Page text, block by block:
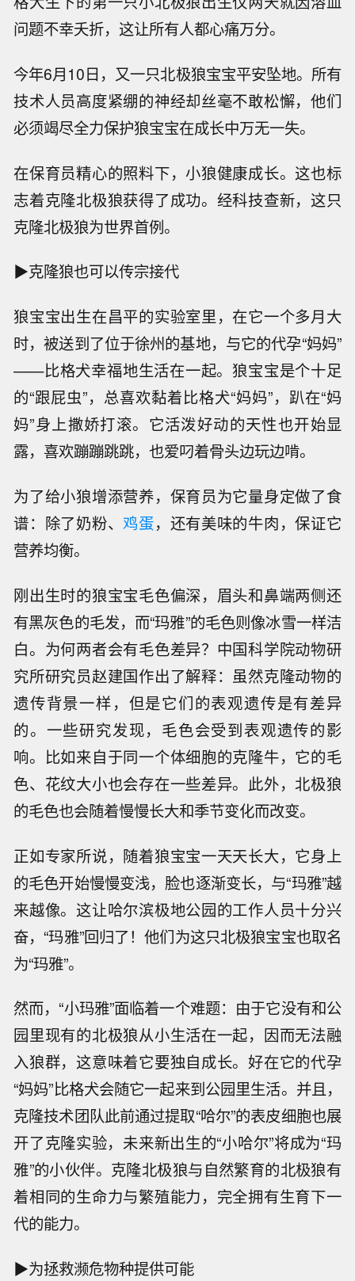
问题不幸夭折，这让所有人都心痛万分。
今年6月10日，又一只北极狼宝宝平安坠地。所有
技术人员高度紧绷的神经却丝毫不敢松懈，他们
必须竭尽全力保护狼宝宝在成长中万无一失。
在保育员精心的照料下，小狼健康成长。这也标
志着克隆北极狼获得了成功。经科技查新，这只
克隆北极狼为世界首例。
▶克隆狼也可以传宗接代
狼宝宝出生在昌平的实验室里，在它一个多月大
时，被送到了位于徐州的基地，与它的代孕“妈妈”
——比格犬幸福地生活在一起。狼宝宝是个十足
的“跟屁虫”，总喜欢黏着比格犬“妈妈”，趴在“妈
妈”身上撒娇打滚。它活泼好动的天性也开始显
露，喜欢蹦蹦跳跳，也爱叼着骨头边玩边啃。
为了给小狼增添营养，保育员为它量身定做了食
谱：除了奶粉、鸡蛋，还有美味的牛肉，保证它
营养均衡。
刚出生时的狼宝宝毛色偏深，眉头和鼻端两侧还
有黑灰色的毛发，而“玛雅”的毛色则像冰雪一样洁
白。为何两者会有毛色差异？中国科学院动物研
究所研究员赵建国作出了解释：虽然克隆动物的
遗传背景一样，但是它们的表观遗传是有差异
的。一些研究发现，毛色会受到表观遗传的影
响。比如来自于同一个体细胞的克隆牛，它的毛
色、花纹大小也会存在一些差异。此外，北极狼
的毛色也会随着慢慢长大和季节变化而改变。
正如专家所说，随着狼宝宝一天天长大，它身上
的毛色开始慢慢变浅，脸也逐渐变长，与“玛雅”越
来越像。这让哈尔滨极地公园的工作人员十分兴
奋，“玛雅”回归了！他们为这只北极狼宝宝也取名
为“玛雅”。
然而，“小玛雅”面临着一个难题：由于它没有和公
园里现有的北极狼从小生活在一起，因而无法融
入狼群，这意味着它要独自成长。好在它的代孕
“妈妈”比格犬会随它一起来到公园里生活。并且，
克隆技术团队此前通过提取“哈尔”的表皮细胞也展
开了克隆实验，未来新出生的“小哈尔”将成为“玛
雅”的小伙伴。克隆北极狼与自然繁育的北极狼有
着相同的生命力与繁殖能力，完全拥有生育下一
代的能力。
▶为拯救濒危物种提供可能